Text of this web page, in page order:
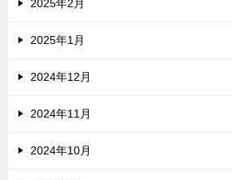
2025年2月
2025年1月
2024年12月
2024年11月
2024年10月